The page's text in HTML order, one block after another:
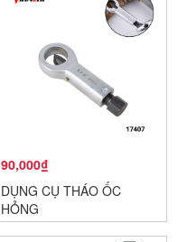
90,000₫
DỤNG CỤ THÁO ỐC
HỎNG